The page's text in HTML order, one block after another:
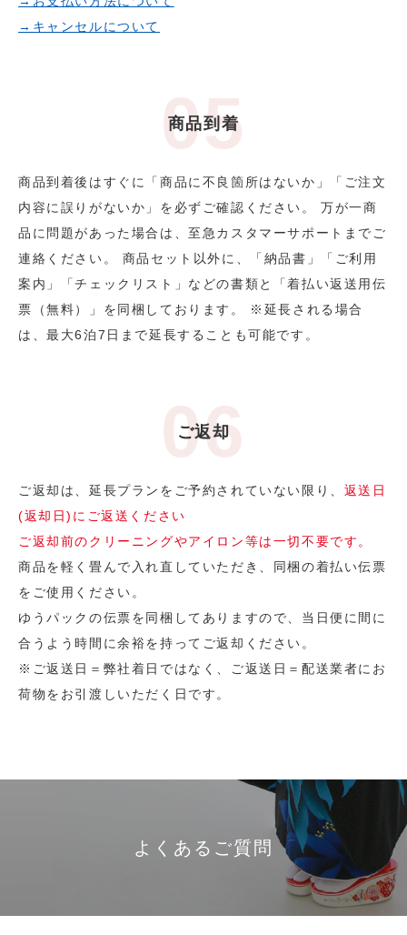
→キャンセルについて
商品到着
商品到着後はすぐに「商品に不良箇所はないか」「ご注文
内容に誤りがないか」を必ずご確認ください。 万が一商
品に問題があった場合は、至急カスタマーサポートまでご
連絡ください。 商品セット以外に、「納品書」「ご利用
案内」「チェックリスト」などの書類と「着払い返送用伝
票（無料）」を同梱しております。 ※延長される場合
は、最大6泊7日まで延長することも可能です。
ご返却
ご返却は、延長プランをご予約されていない限り、 返送日
(返却日)にご返送ください
ご返却前のクリーニングやアイロン等は一切不要です。
商品を軽く畳んで入れ直していただき、同梱の着払い伝票
をご使用ください。
ゆうパックの伝票を同梱してありますので、当日便に間に
合うよう時間に余裕を持ってご返却ください。
※ご返送日＝弊社着日ではなく、ご返送日＝配送業者にお
荷物をお引渡しいただく日です。
よくあるご質問